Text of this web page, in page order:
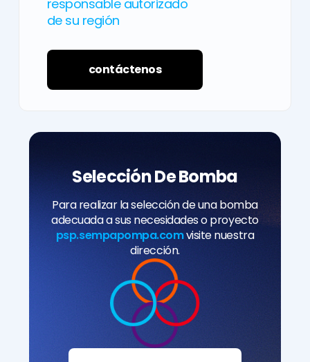
responsable autorizado
de su región
contáctenos
Selección De Bomba
Para realizar la selección de una bomba
adecuada a sus necesidades o proyecto
psp.sempapompa.comvisite nuestra
dirección.